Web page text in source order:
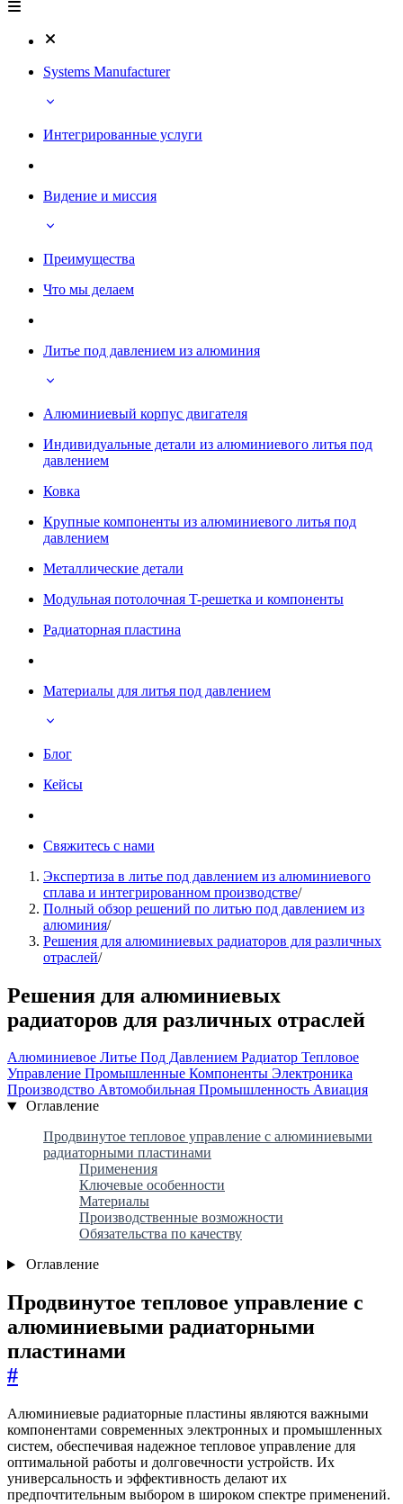
Systems Manufacturer
Интегрированные услуги
Видение и миссия
Преимущества
Что мы делаем
Литье под давлением из алюминия
Алюминиевый корпус двигателя
Индивидуальные детали из алюминиевого литья под
давлением
Ковка
Крупные компоненты из алюминиевого литья под
давлением
Металлические детали
Модульная потолочная T-решетка и компоненты
Радиаторная пластина
Материалы для литья под давлением
Блог
Кейсы
Свяжитесь с нами
Экспертиза в литье под давлением из алюминиевого
сплава и интегрированном производстве/
Полный обзор решений по литью под давлением из
алюминия/
Решения для алюминиевых радиаторов для различных
отраслей/
Решения для алюминиевых
радиаторов для различных отраслей
Алюминиевое Литье Под Давлением Радиатор Тепловое
Управление Промышленные Компоненты Электроника
Производство Автомобильная Промышленность Авиация
Оглавление
Продвинутое тепловое управление с алюминиевыми
радиаторными пластинами
Применения
Ключевые особенности
Материалы
Производственные возможности
Обязательства по качеству
Оглавление
Продвинутое тепловое управление с
алюминиевыми радиаторными
пластинами
#
Алюминиевые радиаторные пластины являются важными
компонентами современных электронных и промышленных
систем, обеспечивая надежное тепловое управление для
оптимальной работы и долговечности устройств. Их
универсальность и эффективность делают их
предпочтительным выбором в широком спектре применений.